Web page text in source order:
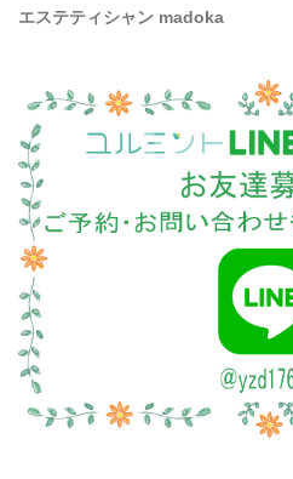
エステティシャン madoka